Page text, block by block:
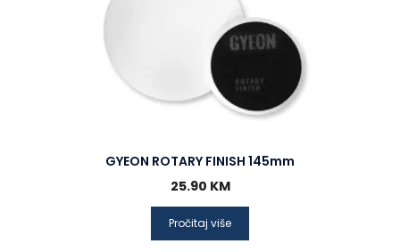
GYEON ROTARY FINISH 145mm
25.90 KM
Pročitaj više